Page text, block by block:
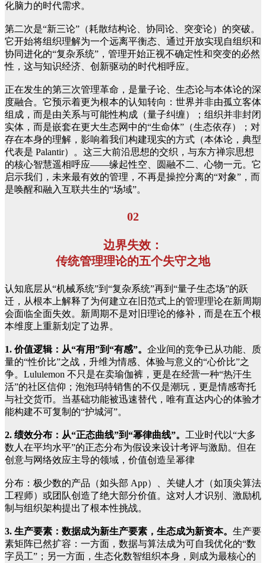
化脑力的时代需求。
第二次是“新三论”（耗散结构论、协同论、突变论）的突破。
它开始将组织理解为一个远离平衡态、通过开放实现自组织和
协同进化的“复杂系统”，管理开始正视不确定性和突变的必然
性，这与知识经济、创新驱动的时代相呼应。
正在发生的第三次管理革命，是量子论、生态论与本体论的深
度融合。它预示着更为根本的认知转向：世界并非由孤立客体
组成，而是由关系与可能性构成（量子纠缠）；组织并非封闭
实体，而是嵌套在更大生态网中的“生命体”（生态依存）；对
存在本身的理解，影响着我们构建现实的方式（本体论，典型
代表是 Palantir）。这三大前沿思想的交织，与东方禅宗思想
的核心智慧遥相呼应——缘起性空、圆融不二、心物一元。它
启示我们，未来最有效的管理，不再是操控分离的“对象”，而
是唤醒和融入互联共生的“场域”。
02
边界失效：
传统管理理论的五个失守之地
认知底层从“机械系统”到“复杂系统”再到“量子生态场”的跃
迁，从根本上解释了为何建立在旧范式上的管理理论在新周期
会面临全面失效。新周期不是对旧理论的修补，而是在五个根
本维度上重新划定了边界。
1. 价值逻辑：从“有用”到“有感”。 企业间的竞争已从功能、质
量的“性价比”之战，升维为情感、体验与意义的“心价比”之
争。Lululemon 不只是在卖瑜伽裤，更是在经营一种“热汗生
活”的社区信仰；泡泡玛特销售的不仅是潮玩，更是情感寄托
与社交货币。当基础功能被迅速替代，唯有直达内心的体验才
能构建不可复制的“护城河”。
2. 绩效分布：从“正态曲线”到“幂律曲线”。 工业时代以“大多
数人在平均水平”的正态分布为假设来设计考评与激励。但在
创意与网络效应主导的领域，价值创造呈幂律
分布：极少数的产品（如头部 App）、关键人才（如顶尖算法
工程师）或团队创造了绝大部分价值。这对人才识别、激励机
制与组织架构提出了根本性挑战。
3. 生产要素：数据成为新生产要素，生态成为新资本。 生产要
素矩阵已然扩容：一方面，数据与算法成为可自我优化的“数
字员工”；另一方面，生态化数智组织本身，则成为最核心的